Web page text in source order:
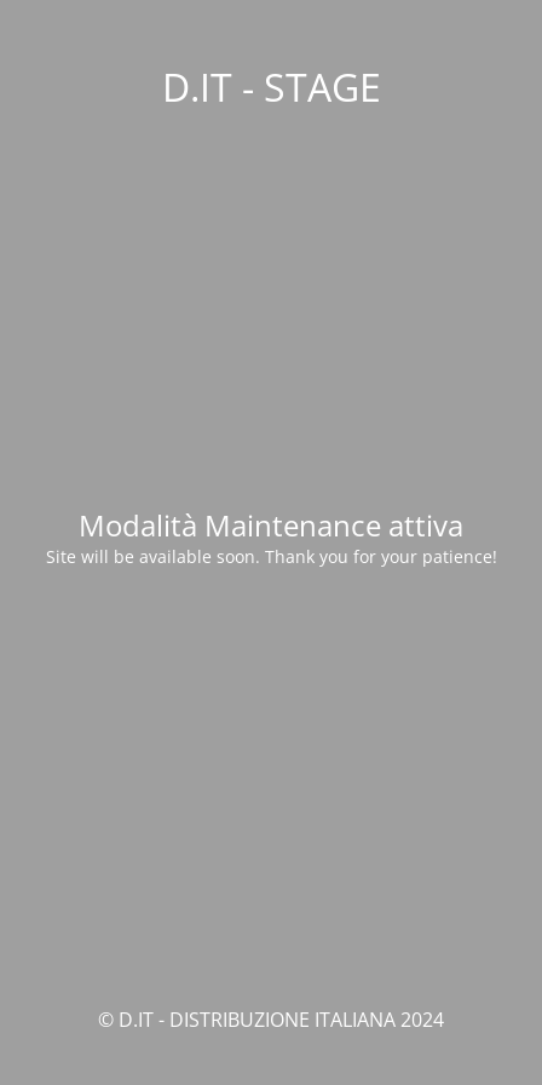
D.IT - STAGE
Modalità Maintenance attiva
Site will be available soon. Thank you for your patience!
© D.IT - DISTRIBUZIONE ITALIANA 2024